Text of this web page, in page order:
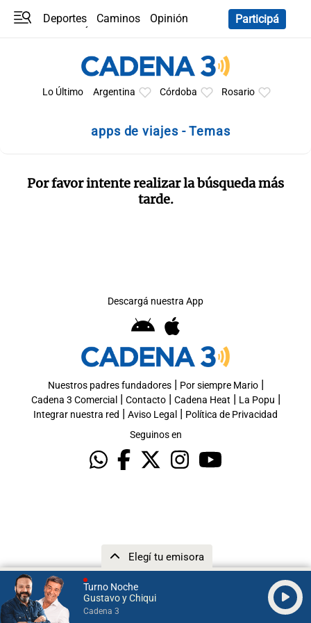
Turno Noche
Gustavo y Chiqui
Cadena 3
Elegí tu emisora
Deportes Caminos
Opinión
Participá
Lo Último Argentina Córdoba Rosario
apps de viajes - Temas
Por favor intente realizar la búsqueda más
tarde.
Descargá nuestra App
Nuestros padres fundadores| Por siempre Mario|
Cadena 3 Comercial | Contacto| Cadena Heat | La Popu |
Integrar nuestra red | Aviso Legal | Política de Privacidad
Seguinos en